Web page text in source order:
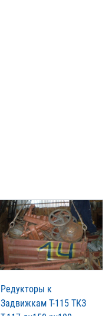
Редукторы к
Задвижкам Т-115 ТКЗ